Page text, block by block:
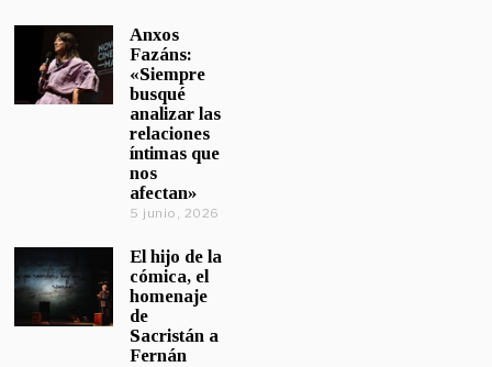
Anxos
Fazáns:
«Siempre
busqué
analizar las
relaciones
íntimas que
nos
afectan»
5 junio, 2026
El hijo de la
cómica, el
homenaje
de
Sacristán a
Fernán